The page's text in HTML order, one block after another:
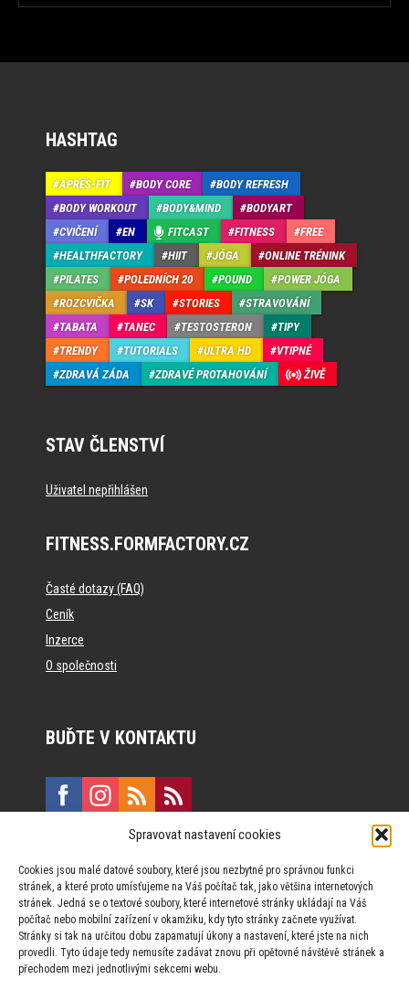
Spravovat nastavení cookies
Cookies jsou malé datové soubory, které jsou nezbytné pro správnou funkci
stránek, a které proto umísťujeme na Váš počítač tak, jako většina internetových
stránek. Jedná se o textové soubory, které internetové stránky ukládají na Váš
počítač nebo mobilní zařízení v okamžiku, kdy tyto stránky začnete využívat.
Stránky si tak na určitou dobu zapamatují úkony a nastavení, které jste na nich
provedli. Tyto údaje tedy nemusíte zadávat znovu při opětovné návštěvě stránek a
přechodem mezi jednotlivými sekcemi webu.
HASHTAG
APRÉS-FIT BODY CORE
BODY REFRESH
BODY WORKOUT
BODY&MIND
BODYART
CVIČENÍ
EN FITCAST FITNESS
FREE
HEALTHFACTORY
HIIT JÓGA
ONLINE TRÉNINK
PILATES
POLEDNÍCH 20 POUND
POWER JÓGA
ROZCVIČKA
SK STORIES
STRAVOVÁNÍ
TABATA
TANEC TESTOSTERON
TIPY
TRENDY
TUTORIALS ULTRA HD
VTIPNÉ
ZDRAVÁ ZÁDA
ZDRAVÉ PROTAHOVÁNÍ ŽIVĚ
STAV ČLENSTVÍ
Uživatel nepřihlášen
FITNESS.FORMFACTORY.CZ
Časté dotazy (FAQ)
Ceník
Inzerce
O společnosti
BUĎTE V KONTAKTU
Vinohradská 190, 130 00 Praha 3
Za publikovaný obsah odpovídají jednotliví autoři.